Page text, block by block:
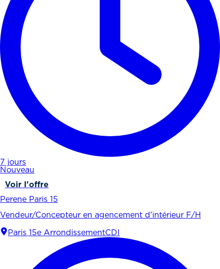
7 jours
Nouveau
Voir l'offre
Perene Paris 15
Vendeur/Concepteur en agencement d’intérieur F/H
Paris 15e ArrondissementCDI